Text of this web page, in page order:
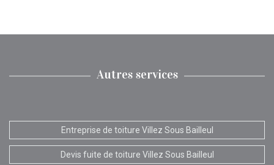
Autres services
Entreprise de toiture Villez Sous Bailleul
Devis fuite de toiture Villez Sous Bailleul